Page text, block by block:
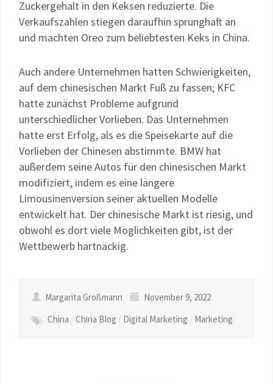
Zuckergehalt in den Keksen reduzierte. Die
Verkaufszahlen stiegen daraufhin sprunghaft an
und machten Oreo zum beliebtesten Keks in China.
Auch andere Unternehmen hatten Schwierigkeiten,
auf dem chinesischen Markt Fuß zu fassen; KFC
hatte zunächst Probleme aufgrund
unterschiedlicher Vorlieben. Das Unternehmen
hatte erst Erfolg, als es die Speisekarte auf die
Vorlieben der Chinesen abstimmte. BMW hat
außerdem seine Autos für den chinesischen Markt
modifiziert, indem es eine längere
Limousinenversion seiner aktuellen Modelle
entwickelt hat. Der chinesische Markt ist riesig, und
obwohl es dort viele Möglichkeiten gibt, ist der
Wettbewerb hartnäckig.
Margarita Großmann
November 9, 2022
China /China Blog / Digital Marketing / Marketing